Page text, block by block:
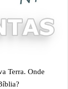
Terra. Onde